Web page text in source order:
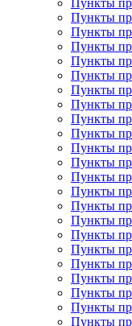
Пункты
Пункты
Пункты
Пункты
Пункты
Пункты
Пункты
Пункты
Пункты
Пункты
Пункты
Пункты
Пункты
Пункты
Пункты
Пункты
Пункты
Пункты
Пункты
Пункты
Пункты
Пункты
Пункты